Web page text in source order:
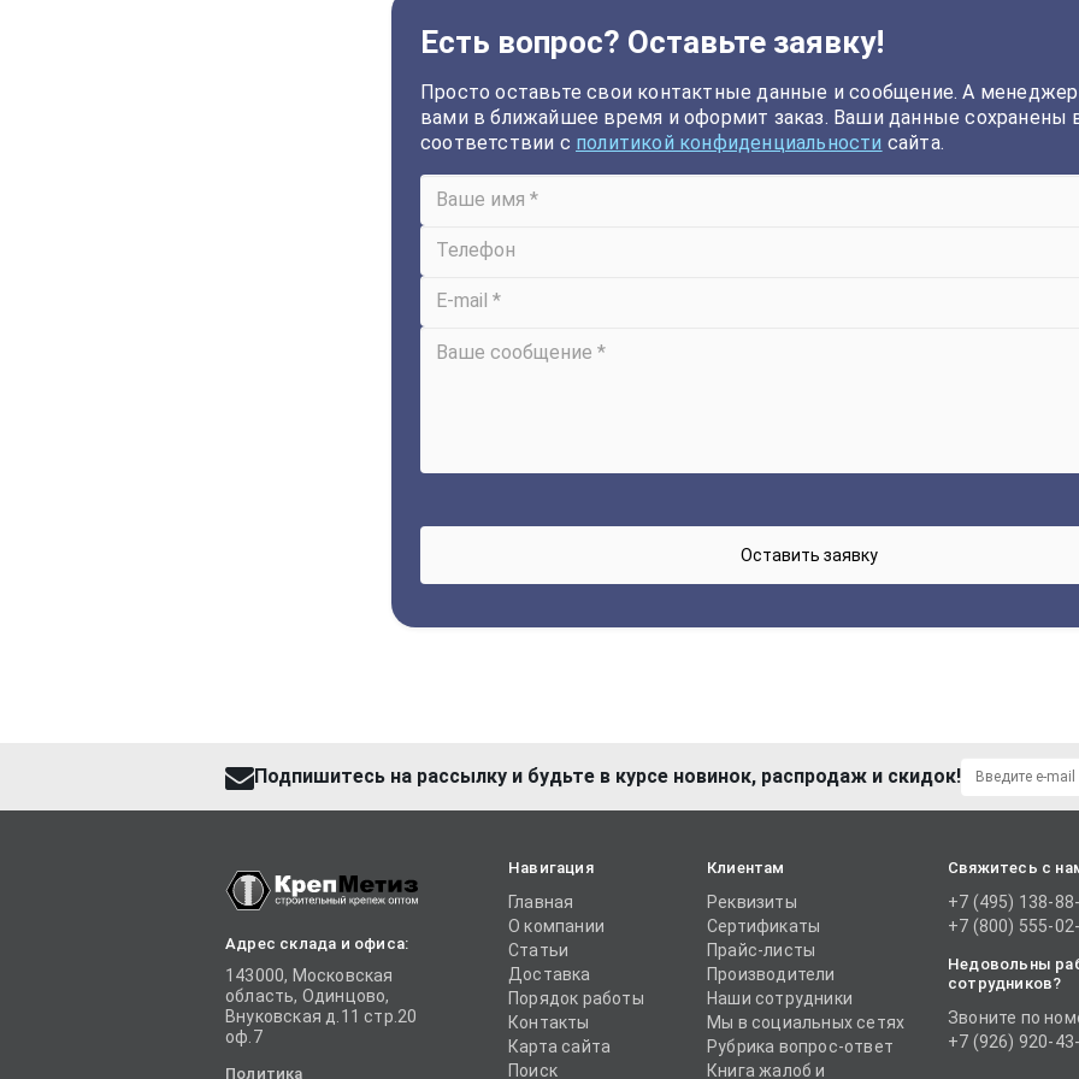
Есть вопрос? Оставьте заявку!
Просто оставьте свои контактные данные и сообщение. А
вами в ближайшее время и оформит заказ. Ваши данные сохранены
соответствии с политикой конфиденциальности сайта.
Подпишитесь на рассылку и будьте в курсе новинок, распродаж и скидок!
Адрес склада и офиса:
143000, Московская
область, Одинцово,
Внуковская д.11 стр.20
оф.7
Политика
Навигация
Главная
О компании
Статьи
Доставка
Порядок работы
Контакты
Карта сайта
Поиск
Клиентам
Реквизиты
Сертификаты
Прайс-листы
Производители
Наши сотрудники
Мы в социальных сетях
Рубрика вопрос-ответ
Книга жалоб и
Свяжитесь с
+7 (495) 138-
+7 (800) 555-
Недовольны
сотрудников?
Звоните по
+7 (926) 920-